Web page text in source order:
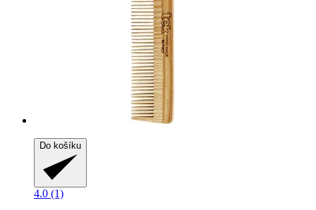
Do košíku
4.0 (1)